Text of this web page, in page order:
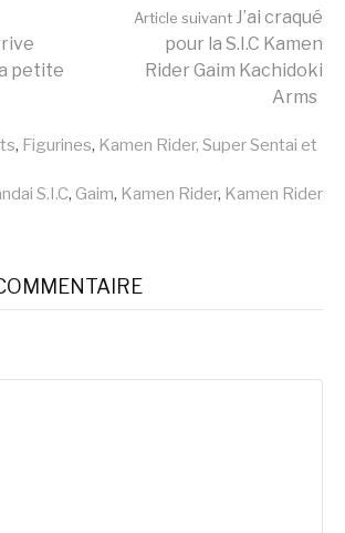
petite
Article suivant J’ai craqué
pour la S.I.C Kamen
Rider Gaim Kachidoki
Arms
, Figurines, Kamen Rider, Super Sentai et
S.I.C, Gaim, Kamen Rider, Kamen Rider